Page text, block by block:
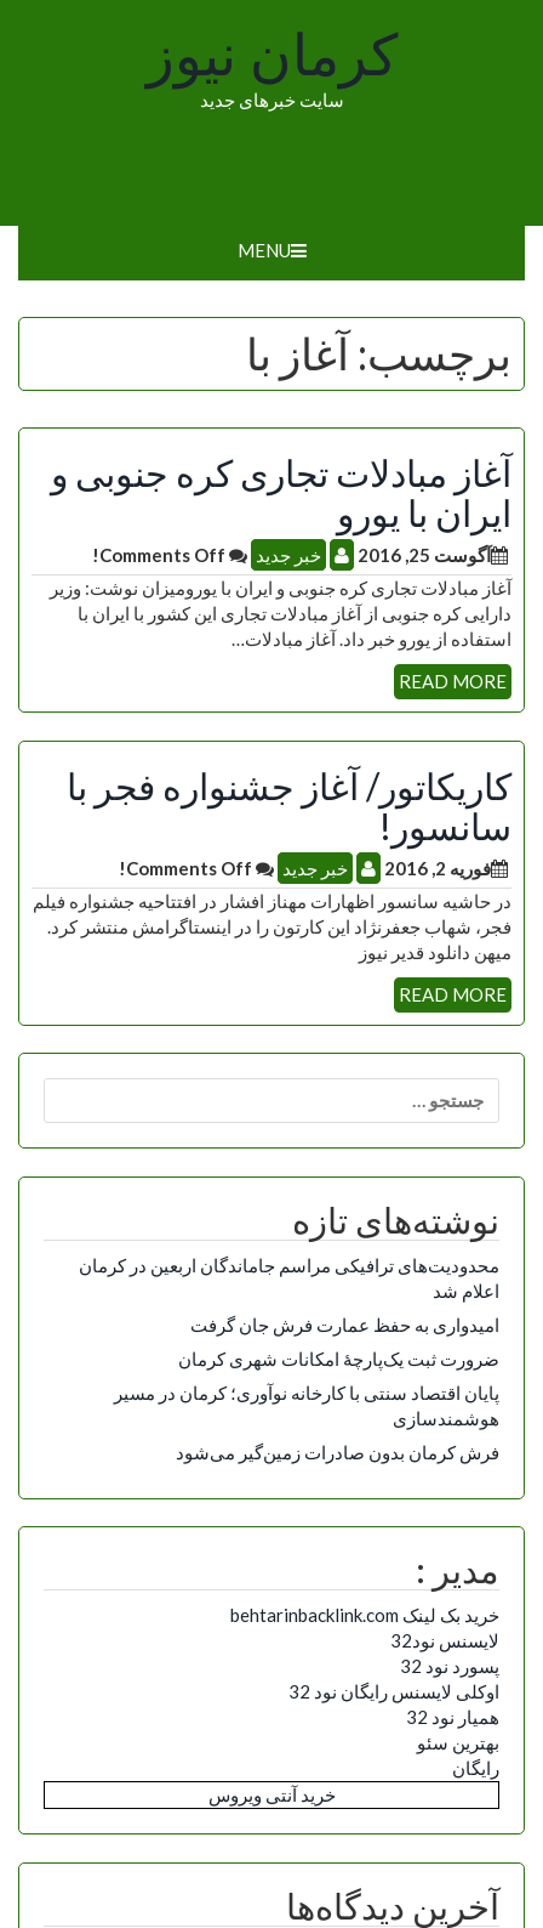
کرمان نیوز
سایت خبرهای جدید
MENU
برچسب: آغاز با
آغاز مبادلات تجاری کره جنوبی و
ایران با یورو
آگوست 25, 2016 خبر جدید
آغاز مبادلات تجاری کره جنوبی و ایران با یورومیزان نوشت: وزیر
دارایی کره جنوبی از آغاز مبادلات تجاری این کشور با ایران با
استفاده از یورو خبر داد. آغاز مبادلات…
READ MORE
کاریکاتور/ آغاز جشنواره فجر با
سانسور!
فوریه 2, 2016 خبر جدید
در حاشیه سانسور اظهارات مهناز افشار در افتتاحیه جشنواره فیلم
فجر، شهاب جعفرنژاد این کارتون را در اینستاگرامش منتشر کرد.
میهن دانلود قدیر نیوز
READ MORE
برای:
نوشته‌های تازه
محدودیت‌های ترافیکی مراسم جاماندگان اربعین در کرمان
اعلام شد
امیدواری به حفظ عمارت فرش جان گرفت
ضرورت ثبت یک‌پارچۀ امکانات شهری کرمان
پایان اقتصاد سنتی با کارخانه نوآوری؛ کرمان در مسیر
هوشمندسازی
فرش کرمان بدون صادرات زمین‌گیر می‌شود
مدیر :
خرید بک لینک behtarinbacklink.com
لایسنس نود32
پسورد نود 32
اوکلی لایسنس رایگان نود 32
همیار نود 32
بهترین سئو
رایگان
خرید آنتی ویروس
آخرین دیدگاه‌ها